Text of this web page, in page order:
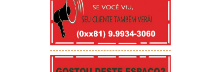
-----------------------------------------